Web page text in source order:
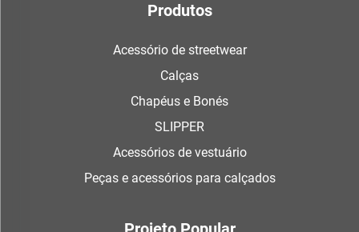
Produtos
Acessório de streetwear
Calças
Chapéus e Bonés
SLIPPER
Acessórios de vestuário
Peças e acessórios para calçados